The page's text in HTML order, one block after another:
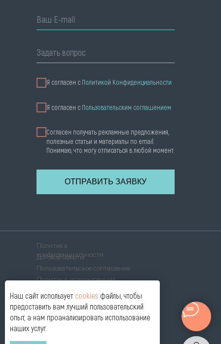
Ваш E-mail
Задать вопрос
Я согласен с Политикой Конфиденциальности
Я cогласен с Пользовательским соглашением
Согласен получать рекламные предложения,
полезные статьи и материалы по email.
Понимаю, что могу отписаться в любой момент.
ОТПРАВИТЬ ЗАЯВКУ
Политика
конфиденциальности
ПД
Политика использования
Пользовательское соглашение
Договор оферты
Наш сайт использует cookies файлы, чтобы
предоставить вам лучший пользовательский
опыт, а нам проанализировать использование
наших услуг.